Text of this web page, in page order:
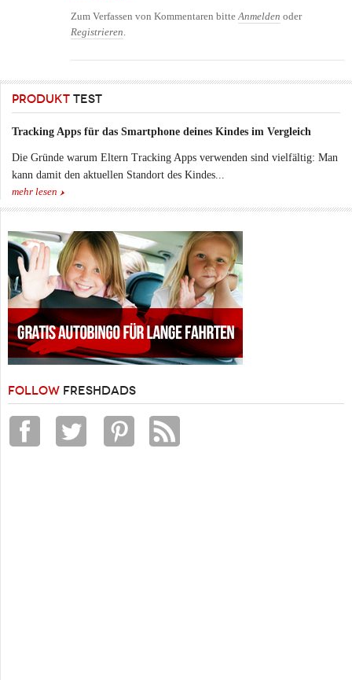
Zum Verfassen von Kommentaren bitteAnmelden oder
Registrieren.
PRODUKT TEST
Tracking Apps für das Smartphone deines Kindes im Vergleich
Die Gründe warum Eltern Tracking Apps verwenden sind vielfältig: Man
kann damit den aktuellen Standort des Kindes...
mehr lesen
FOLLOW FRESHDADS